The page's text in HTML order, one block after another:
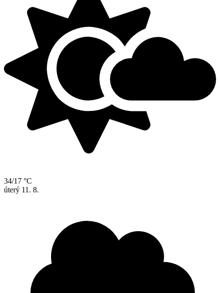
34/17 °C
úterý 11. 8.